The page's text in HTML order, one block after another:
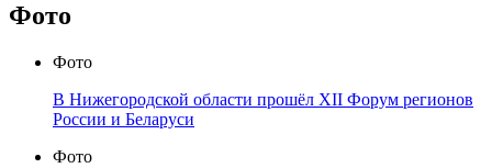
Фото
Фото
В Нижегородской области прошёл XII Форум регионов
России и Беларуси
Фото